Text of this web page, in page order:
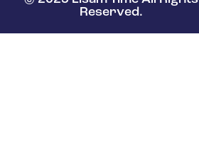
Reserved.